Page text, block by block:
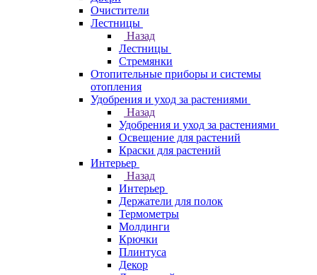
Очистители
Лестницы
Назад
Лестницы
Стремянки
Отопительные приборы и системы
отопления
Удобрения и уход за растениями
Назад
Удобрения и уход за растениями
Освещение для растений
Краски для растений
Интерьер
Назад
Интерьер
Держатели для полок
Термометры
Молдинги
Крючки
Плинтуса
Декор